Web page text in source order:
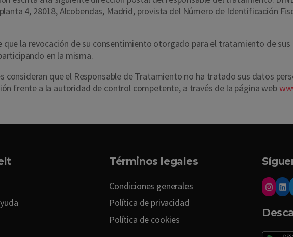
4, 28018, Alcobendas, Madrid, provista del Número de Identificación
la revocación de su consentimiento otorgado para el tratamiento de
en la misma.
consideran que el Responsable de Tratamiento no ha tratado sus datos
frente a la autoridad de control competente, a través de la página web
Términos legales
Condiciones generales
Política de privacidad
Política de cookies